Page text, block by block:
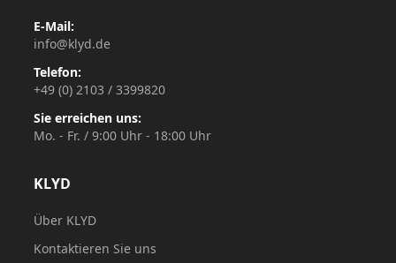
E-Mail:
info@klyd.de
Telefon:
+49 (0) 2103 / 3399820
Sie erreichen uns:
Mo. - Fr. / 9:00 Uhr - 18:00 Uhr
KLYD
Über KLYD
Kontaktieren Sie uns